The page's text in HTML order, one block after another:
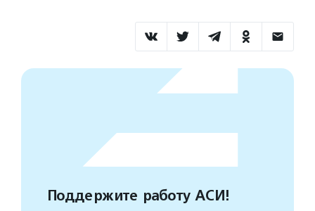
Поддержите работу АСИ!